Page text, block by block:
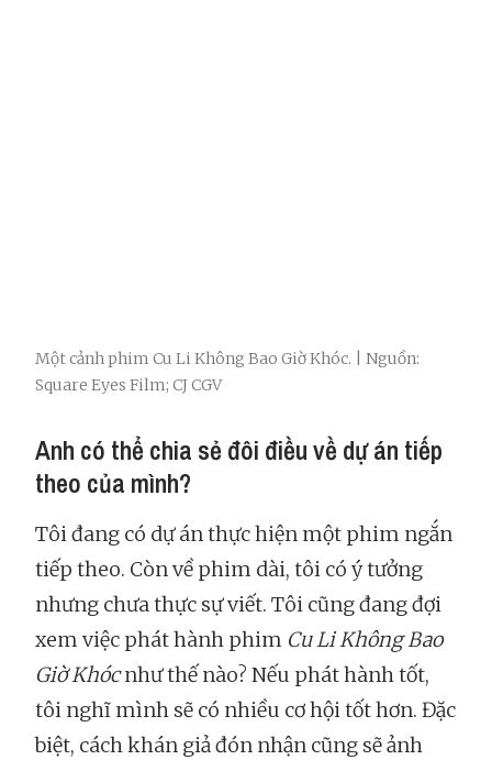
Một cảnh phim Cu Li Không Bao Giờ Khóc. | Nguồn:
Square Eyes Film; CJ CGV
Anh có thể chia sẻ đôi điều về dự án tiếp
theo của mình?
Tôi đang có dự án thực hiện một phim ngắn
tiếp theo. Còn về phim dài, tôi có ý tưởng
nhưng chưa thực sự viết. Tôi cũng đang đợi
xem việc phát hành phim Cu Li Không Bao
Giờ Khócnhư thế nào? Nếu phát hành tốt,
tôi nghĩ mình sẽ có nhiều cơ hội tốt hơn. Đặc
biệt, cách khán giả đón nhận cũng sẽ ảnh